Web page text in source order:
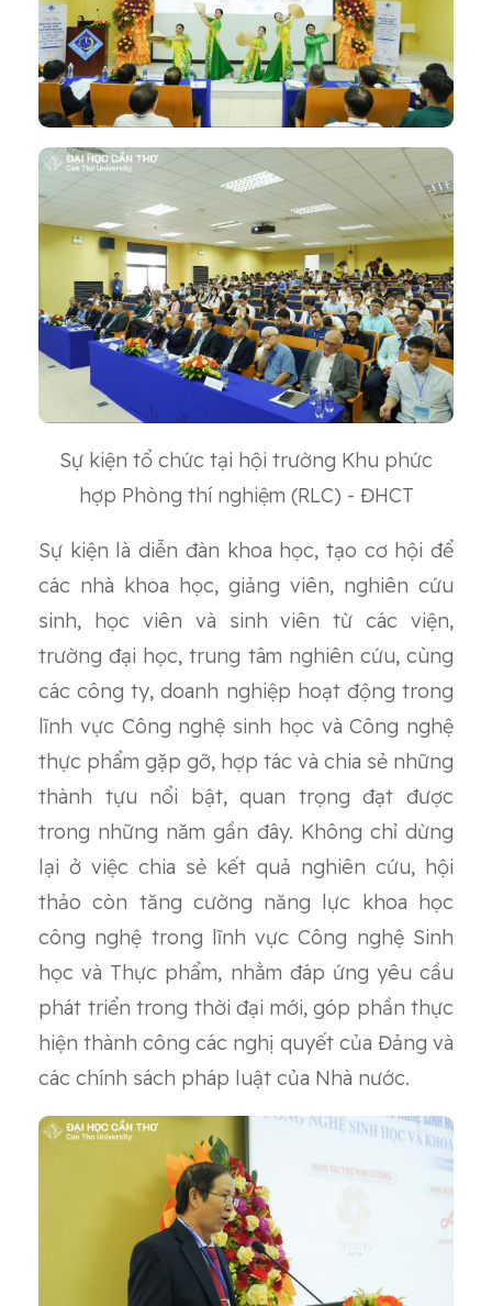
Sự kiện tổ chức tại hội trường Khu phức
hợp Phòng thí nghiệm (RLC) - ĐHCT
Sự kiện là diễn đàn khoa học, tạo cơ hội để
các nhà khoa học, giảng viên, nghiên cứu
sinh, học viên và sinh viên từ các viện,
trường đại học, trung tâm nghiên cứu, cùng
các công ty, doanh nghiệp hoạt động trong
lĩnh vực Công nghệ sinh học và Công nghệ
thực phẩm gặp gỡ, hợp tác và chia sẻ những
thành tựu nổi bật, quan trọng đạt được
trong những năm gần đây. Không chỉ dừng
lại ở việc chia sẻ kết quả nghiên cứu, hội
thảo còn tăng cường năng lực khoa học
công nghệ trong lĩnh vực Công nghệ Sinh
học và Thực phẩm, nhằm đáp ứng yêu cầu
phát triển trong thời đại mới, góp phần thực
hiện thành công các nghị quyết của Đảng và
các chính sách pháp luật của Nhà nước.